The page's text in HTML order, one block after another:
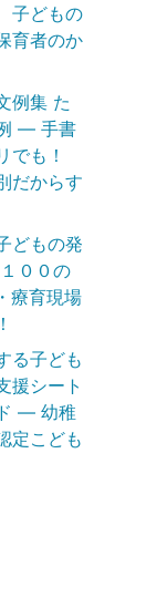
子どもの
育者のか
例集 た
― 手書
でも！
だからす
どもの発
００の
療育現場
る子ども
援シート
― 幼稚
定こども